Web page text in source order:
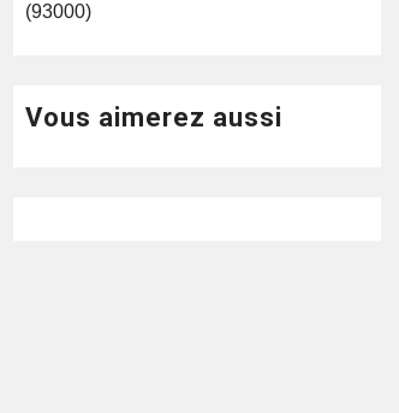
(93000)
Vous aimerez aussi